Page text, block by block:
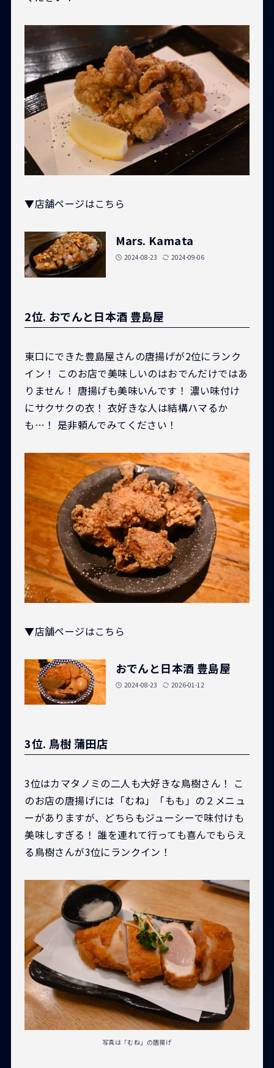
▼店舗ページはこちら
Mars. Kamata
2024-08-23 2024-09-06
2位. おでんと日本酒 豊島屋
東口にできた豊島屋さんの唐揚げが2位にランク
イン！ このお店で美味しいのはおでんだけではあ
りません！ 唐揚げも美味いんです！ 濃い味付け
にサクサクの衣！ 衣好きな人は結構ハマるか
も…！ 是非頼んでみてください！
▼店舗ページはこちら
おでんと日本酒 豊島屋
2024-08-23 2026-01-12
3位. 鳥樹 蒲田店
3位はカマタノミの二人も大好きな鳥樹さん！ こ
のお店の唐揚げには「むね」「もも」の２メニュ
ーがありますが、どちらもジューシーで味付けも
美味しすぎる！ 誰を連れて行っても喜んでもらえ
る鳥樹さんが3位にランクイン！
写真は「むね」の唐揚げ